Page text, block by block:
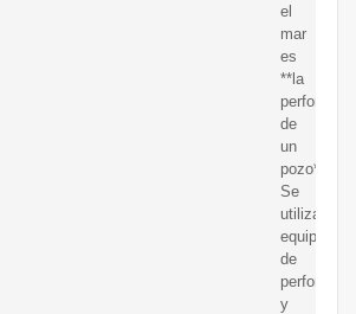
el
mar
es
**la
perforación
de
un
pozo**.
Se
utilizan
equipos
de
perforación
y